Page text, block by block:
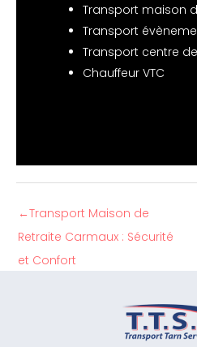
Transport maison
Transport
Transport centre
Chauffeur VTC
←Transport Maison de
Retraite Carmaux : Sécurité
et Confort